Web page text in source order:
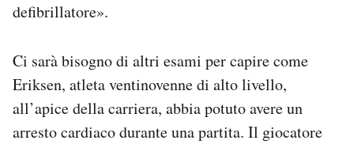
defibrillatore».
Ci sarà bisogno di altri esami per capire come
Eriksen, atleta ventinovenne di alto livello,
all’apice della carriera, abbia potuto avere un
arresto cardiaco durante una partita. Il giocatore